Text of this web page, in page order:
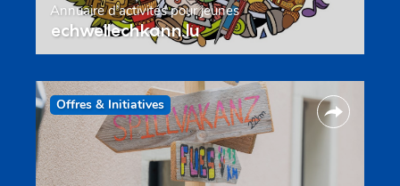
Annuaire d’activités pour jeunes
echwellechkann.lu
Offres & Initiatives